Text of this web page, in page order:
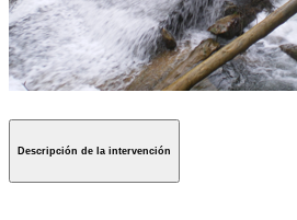
Descripción de la intervención